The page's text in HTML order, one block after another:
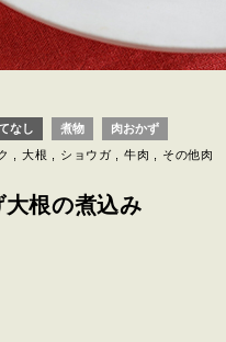
なし 煮物
肉おかず
大根 ショウガ 牛肉 その他肉
根の煮込み